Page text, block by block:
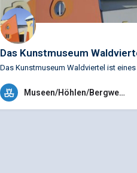
Das Kunstmuseum
+43 (0)2853 72888
Mühlgasse 7a, 3943 Schrems,
Museen/Höhlen/Bergwerke